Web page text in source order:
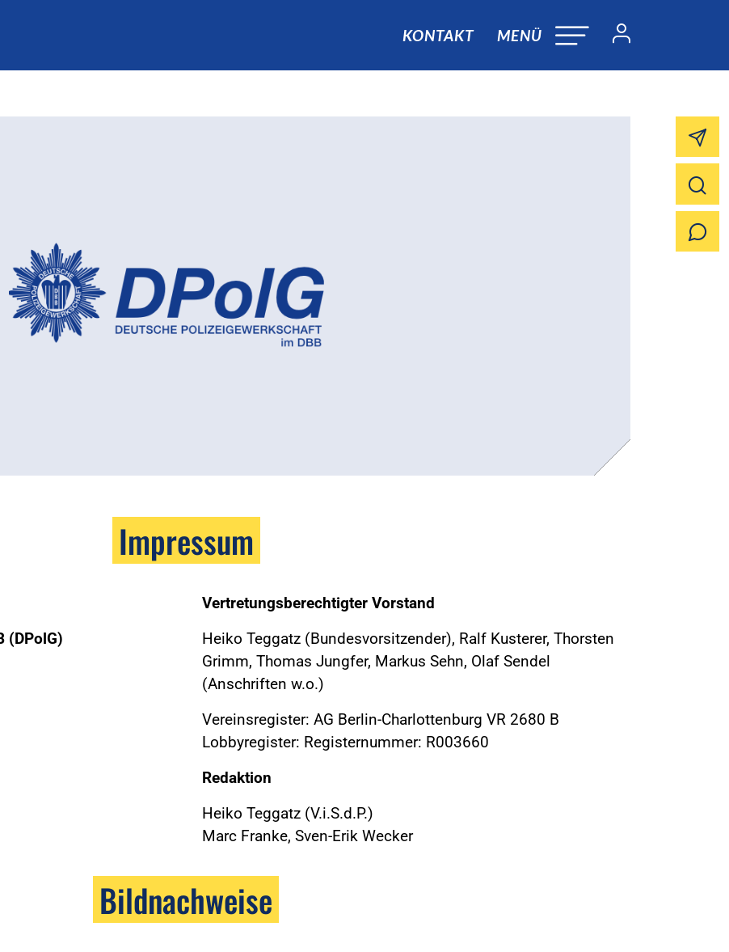
KONTAKT MENÜ
Impressum
(DPolG)
Vertretungsberechtigter Vorstand
Heiko Teggatz (Bundesvorsitzender), Ralf Kusterer, Thorsten
Grimm, Thomas Jungfer, Markus Sehn, Olaf Sendel
(Anschriften w.o.)
Vereinsregister: AG Berlin-Charlottenburg VR 2680 B
Lobbyregister: Registernummer: R003660
Redaktion
Heiko Teggatz (V.i.S.d.P.)
Marc Franke, Sven-Erik Wecker
Bildnachweise